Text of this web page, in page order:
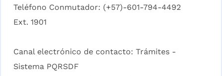
Teléfono Conmutador: (+57)-601-794-4492
Ext. 1901
Canal electrónico de contacto: Trámites -
Sistema PQRSDF